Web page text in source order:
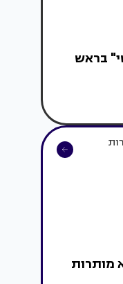
פרטי" בראש
מותרות